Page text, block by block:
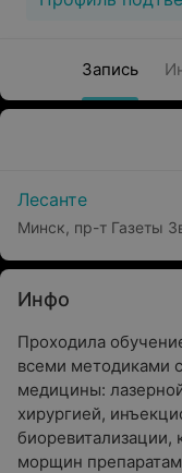
Запись
Лесанте
Минск, пр-т Газеты
Инфо
Проходила
всеми методиками
медицины:
хирургией,
биоревитализации,
морщин